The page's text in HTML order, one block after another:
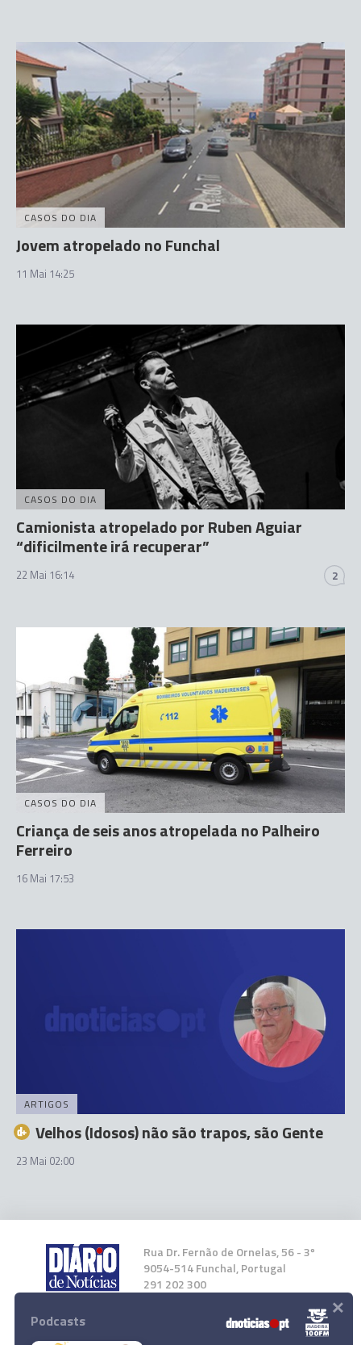
CASOS DO DIA
Jovem atropelado no Funchal
11 Mai 14:25
CASOS DO DIA
Camionista atropelado por Ruben Aguiar
“dificilmente irá recuperar”
22 Mai 16:14 2
CASOS DO DIA
Criança de seis anos atropelada no Palheiro
Ferreiro
16 Mai 17:53
ARTIGOS
Velhos (Idosos) não são trapos, são Gente
23 Mai 02:00
Rua Dr. Fernão de Ornelas, 56 - 3º
9054-514 Funchal, Portugal
291 202 300
Instale a nossa App
Podcasts ×